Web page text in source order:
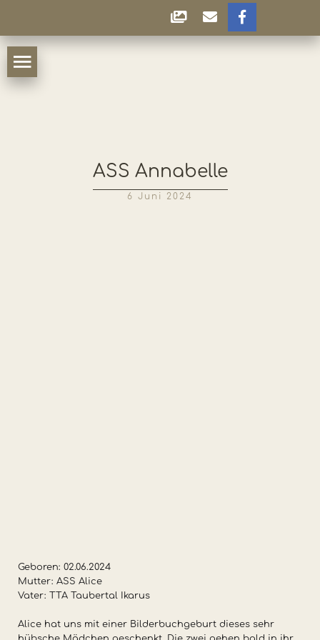
ASS Annabelle
6 Juni 2024
Geboren: 02.06.2024
Mutter: ASS Alice
Vater: TTA Taubertal Ikarus
Alice hat uns mit einer Bilderbuchgeburt dieses sehr